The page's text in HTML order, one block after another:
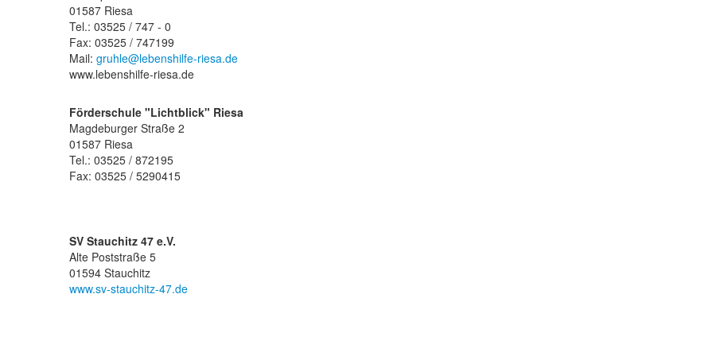
01587 Riesa
Tel.: 03525 / 747 - 0
Fax: 03525 / 747199
Mail: gruhle@lebenshilfe-riesa.de
www.lebenshilfe-riesa.de
Förderschule "Lichtblick" Riesa
Magdeburger Straße 2
01587 Riesa
Tel.: 03525 / 872195
Fax: 03525 / 5290415
SV Stauchitz 47 e.V.
Alte Poststraße 5
01594 Stauchitz
www.sv-stauchitz-47.de